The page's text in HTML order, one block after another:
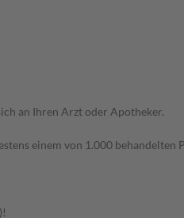
an Ihren Arzt oder Apotheker.
einem von 1.000 behandelten